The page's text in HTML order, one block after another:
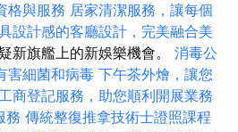
格與服務 居家清潔服務，讓每個
設計感的客廳設計，完美融合美
新旗艦上的新娛樂機會。 消毒公
害細菌和病毒 下午茶外燴，讓您
商登記服務，助您順利開展業務
務 傳統整復推拿技術士證照課程